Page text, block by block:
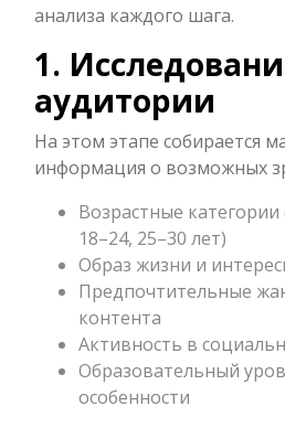
анализа каждого шага.
1.
аудитории
На этом этапе собирается
информация о возможных
Возрастные
18–24, 25–30 лет)
Образ жизни и
Предпочтительные
контента
Активность в
Образовательный
особенности